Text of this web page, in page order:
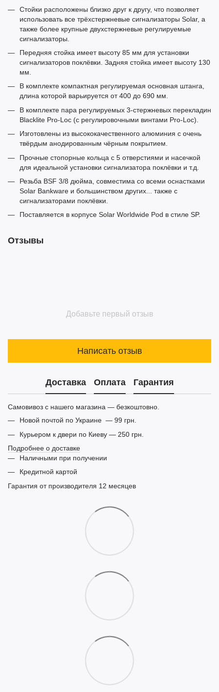
Стойки расположены близко друг к другу, что позволяет
использовать все трёхстержневые сигнализаторы Solar, а
также более крупные двухстержневые регулируемые
сигнализаторы.
Передняя стойка имеет высоту 85 мм для установки
сигнализаторов поклёвки. Задняя стойка имеет высоту 130
мм.
В комплекте компактная регулируемая основная штанга,
длина которой варьируется от 400 до 690 мм.
В комплекте пара регулируемых 3-стержневых перекладин
Blacklite Pro-Loc (с регулировочными винтами Pro-Loc).
Изготовлены из высококачественного алюминия с очень
твёрдым анодированным чёрным покрытием.
Прочные стопорные кольца с 5 отверстиями и насечкой
для идеальной установки сигнализатора поклёвки и т.д.
Резьба BSF 3/8 дюйма, совместима со всеми оснастками
Solar Bankware и большинством других... также с
сигнализаторами поклёвки.
Поставляется в корпусе Solar Worldwide Pod в стиле SP.
Отзывы
Добавьте первый отзыв
Написать отзыв
Доставка Оплата Гарантия
Самовивоз с нашего магазина — безкоштовно.
Новой почтой по Украине — 99 грн.
Курьером к двери по Киеву — 250 грн.
Подробнее о доставке
Наличными при получении
Кредитной картой
Гарантия от производителя 12 месяцев